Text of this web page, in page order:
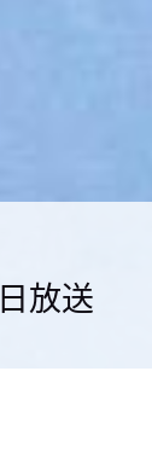
日放送